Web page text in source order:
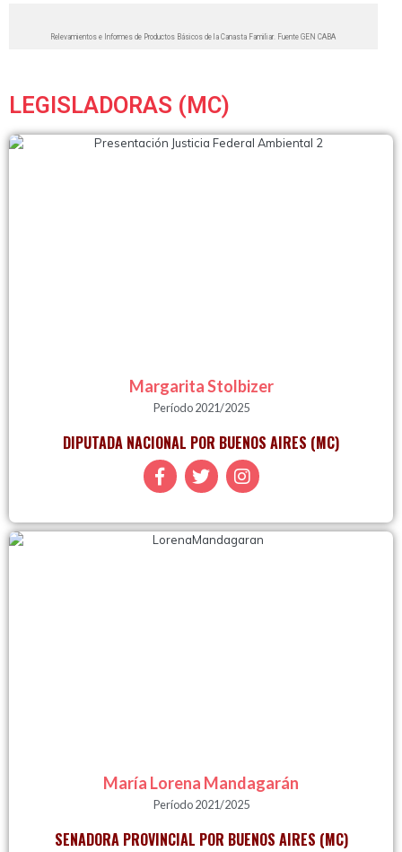
Relevamientos e Informes de Productos Básicos de la Canasta Familiar. Fuente GEN CABA
LEGISLADORAS (MC)
Margarita Stolbizer
Período 2021/2025
DIPUTADA NACIONAL POR BUENOS AIRES (MC)
María Lorena Mandagarán
Período 2021/2025
SENADORA PROVINCIAL POR BUENOS AIRES (MC)